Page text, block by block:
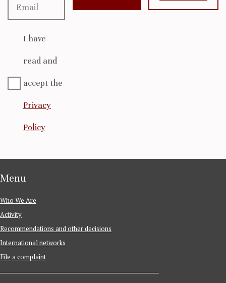
I have
read and
accept the
Privacy
Policy
Menu
Who We Are
Activity
Recommendations and other decisions
International networks
File a complaint